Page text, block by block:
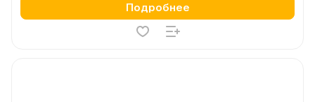
Подробнее